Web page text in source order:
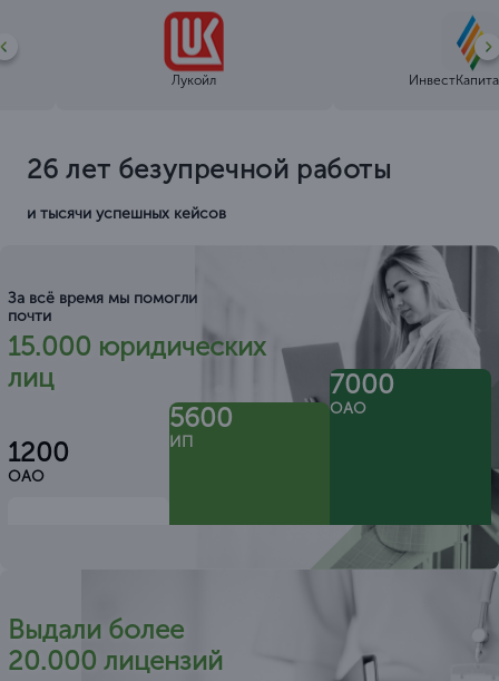
Лукойл
26 лет безупречной работы
и тысячи успешных кейсов
За всё время мы помогли
почти
15.000 юридических
лиц
1200
ОАО
5600
ИП
7000
ОАО
Выдали более
20.000 лицензий